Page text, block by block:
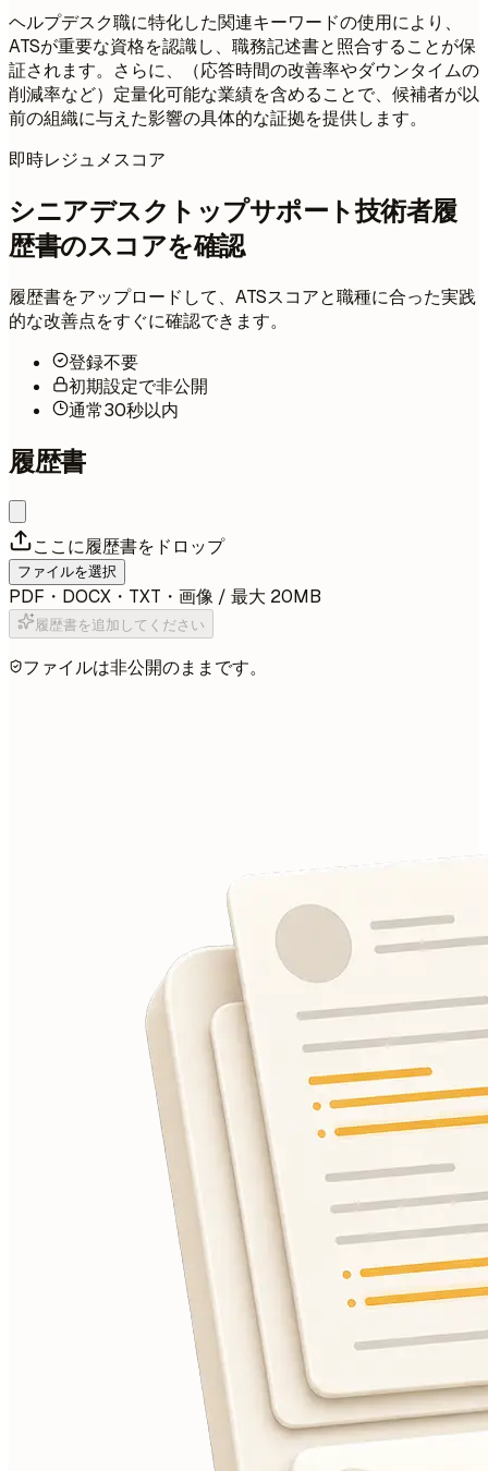
ヘルプデスク職に特化した関連キーワードの使用により、
ATSが重要な資格を認識し、職務記述書と照合することが保
証されます。さらに、（応答時間の改善率やダウンタイムの
削減率など）定量化可能な業績を含めることで、候補者が以
前の組織に与えた影響の具体的な証拠を提供します。
即時レジュメスコア
シニアデスクトップサポート技術者履
歴書のスコアを確認
履歴書をアップロードして、ATSスコアと職種に合った実践
的な改善点をすぐに確認できます。
登録不要
初期設定で非公開
通常30秒以内
履歴書
ここに履歴書をドロップ
ファイルを選択
PDF・DOCX・TXT・画像 / 最大 20MB
履歴書を追加してください
ファイルは非公開のままです。